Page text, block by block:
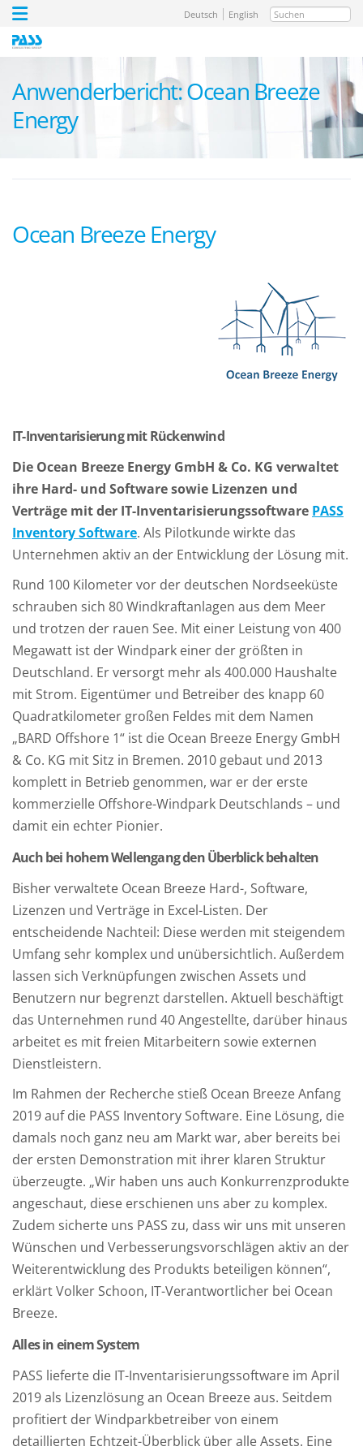
Suchen
Deutsch English
Anwenderbericht: Ocean Breeze
Energy
Ocean Breeze Energy
IT-Inventarisierung mit Rückenwind
Die Ocean Breeze Energy GmbH & Co. KG verwaltet
ihre Hard- und Software sowie Lizenzen und
Verträge mit der IT-Inventarisierungssoftware PASS
Inventory Software. Als Pilotkunde wirkte das
Unternehmen aktiv an der Entwicklung der Lösung mit.
Rund 100 Kilometer vor der deutschen Nordseeküste
schrauben sich 80 Windkraftanlagen aus dem Meer
und trotzen der rauen See. Mit einer Leistung von 400
Megawatt ist der Windpark einer der größten in
Deutschland. Er versorgt mehr als 400.000 Haushalte
mit Strom. Eigentümer und Betreiber des knapp 60
Quadratkilometer großen Feldes mit dem Namen
„BARD Offshore 1“ ist die Ocean Breeze Energy GmbH
& Co. KG mit Sitz in Bremen. 2010 gebaut und 2013
komplett in Betrieb genommen, war er der erste
kommerzielle Offshore-Windpark Deutschlands – und
damit ein echter Pionier.
Auch bei hohem Wellengang den Überblick behalten
Bisher verwaltete Ocean Breeze Hard-, Software,
Lizenzen und Verträge in Excel-Listen. Der
entscheidende Nachteil: Diese werden mit steigendem
Umfang sehr komplex und unübersichtlich. Außerdem
lassen sich Verknüpfungen zwischen Assets und
Benutzern nur begrenzt darstellen. Aktuell beschäftigt
das Unternehmen rund 40 Angestellte, darüber hinaus
arbeitet es mit freien Mitarbeitern sowie externen
Dienstleistern.
Im Rahmen der Recherche stieß Ocean Breeze Anfang
2019 auf die PASS Inventory Software. Eine Lösung, die
damals noch ganz neu am Markt war, aber bereits bei
der ersten Demonstration mit ihrer klaren Struktur
überzeugte. „Wir haben uns auch Konkurrenzprodukte
angeschaut, diese erschienen uns aber zu komplex.
Zudem sicherte uns PASS zu, dass wir uns mit unseren
Wünschen und Verbesserungsvorschlägen aktiv an der
Weiterentwicklung des Produkts beteiligen können“,
erklärt Volker Schoon, IT-Verantwortlicher bei Ocean
Breeze.
Alles in einem System
PASS lieferte die IT-Inventarisierungssoftware im April
2019 als Lizenzlösung an Ocean Breeze aus. Seitdem
profitiert der Windparkbetreiber von einem
detaillierten Echtzeit-Überblick über alle Assets. Eine